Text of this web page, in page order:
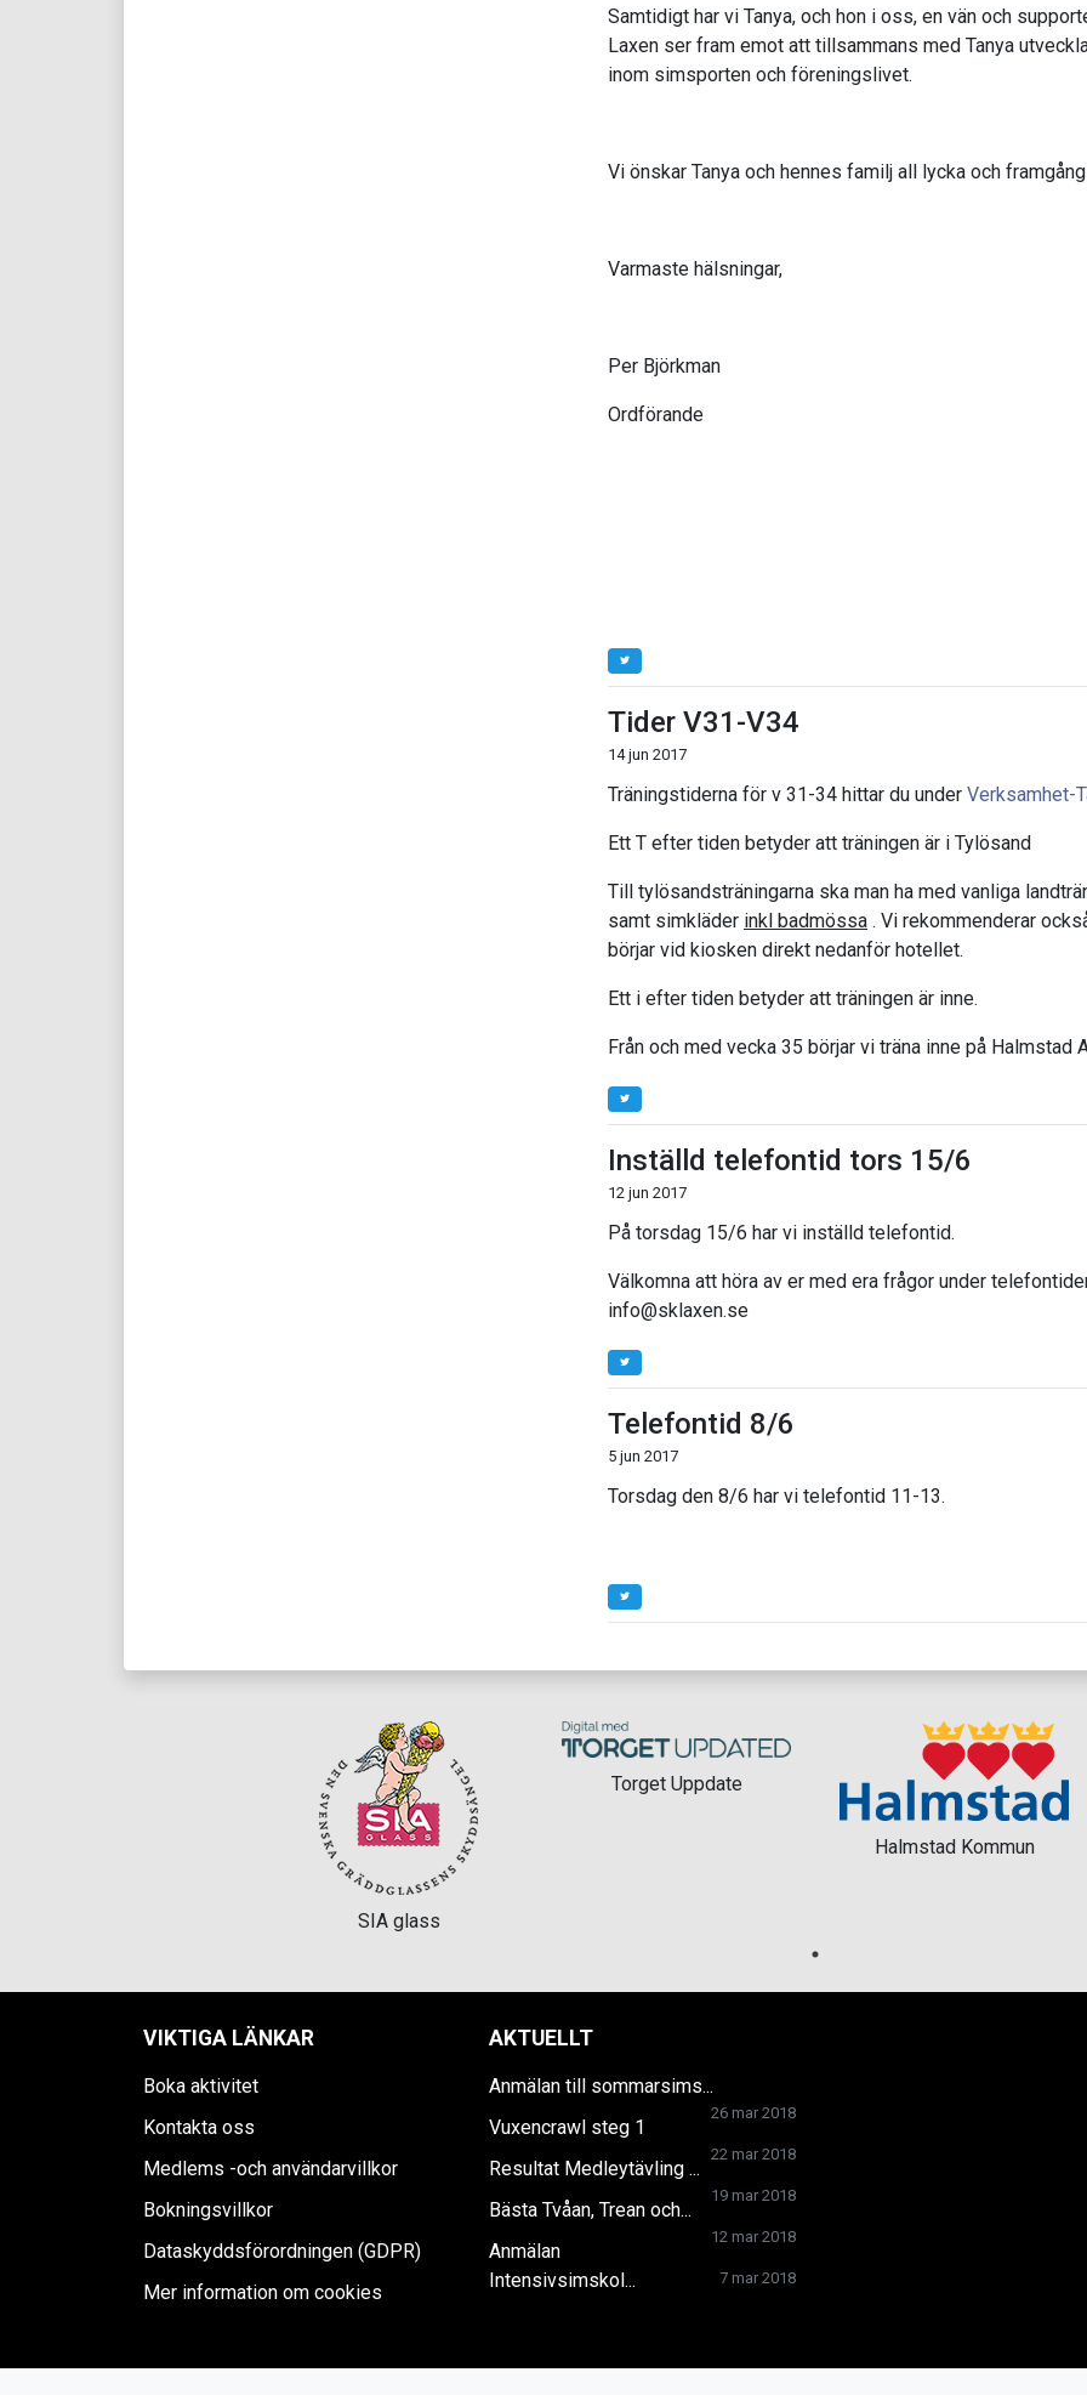
Samtidigt har vi Tanya, och hon i oss, en vän och
Laxen ser fram emot att tillsammans med Tanya
inom simsporten och föreningslivet.
Vi önskar Tanya och hennes familj all lycka och
Varmaste hälsningar,
Per Björkman
Ordförande
Tider V31-V34
14 jun 2017
Träningstiderna för v 31-34 hittar du under Verksamhet-
Ett T efter tiden betyder att träningen är i Tylösand
Till tylösandsträningarna ska man ha med vanliga
samt simkläder inkl badmössa . Vi rekommenderar
börjar vid kiosken direkt nedanför hotellet.
Ett i efter tiden betyder att träningen är inne.
Från och med vecka 35 börjar vi träna inne på Halmstad
Inställd telefontid tors 15/6
12 jun 2017
På torsdag 15/6 har vi inställd telefontid.
Välkomna att höra av er med era frågor under
info@sklaxen.se
Telefontid 8/6
5 jun 2017
Torsdag den 8/6 har vi telefontid 11-13.
SIA glass
Torget Uppdate
Halmstad Kommun
VIKTIGA LÄNKAR
Boka aktivitet
Kontakta oss
Medlems -och användarvillkor
Bokningsvillkor
Dataskyddsförordningen (GDPR)
Mer information om cookies
AKTUELLT
Anmälan till sommarsims...
26 mar 2018
Vuxencrawl steg 1
22 mar 2018
Resultat Medleytävling ...
19 mar 2018
Bästa Tvåan, Trean och...
12 mar 2018
Anmälan
Intensivsimskol...
7 mar 2018